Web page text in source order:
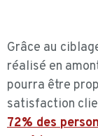
Grâce au
réalisé en
pourra être
satisfaction
72% des